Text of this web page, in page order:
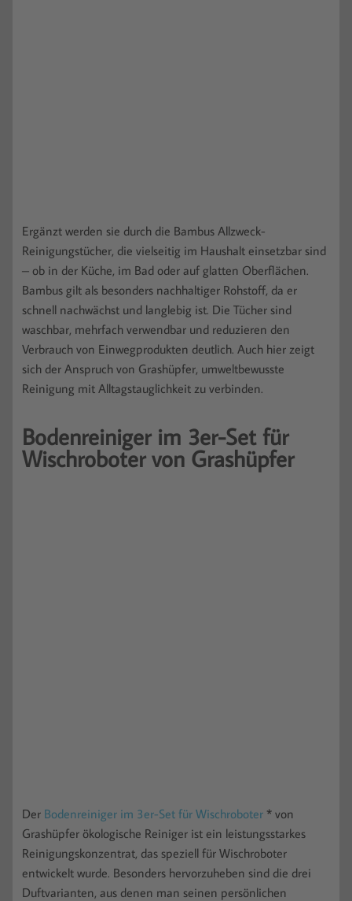
Ergänzt werden sie durch die Bambus Allzweck-
Reinigungstücher, die vielseitig im Haushalt einsetzbar sind
– ob in der Küche, im Bad oder auf glatten Oberflächen.
Bambus gilt als besonders nachhaltiger Rohstoff, da er
schnell nachwächst und langlebig ist. Die Tücher sind
waschbar, mehrfach verwendbar und reduzieren den
Verbrauch von Einwegprodukten deutlich. Auch hier zeigt
sich der Anspruch von Grashüpfer, umweltbewusste
Reinigung mit Alltagstauglichkeit zu verbinden.
Bodenreiniger im 3er-Set für
Wischroboter von Grashüpfer
Der Bodenreiniger im 3er-Set für Wischroboter * von
Grashüpfer ökologische Reiniger ist ein leistungsstarkes
Reinigungskonzentrat, das speziell für Wischroboter
entwickelt wurde. Besonders hervorzuheben sind die drei
Duftvarianten, aus denen man seinen persönlichen